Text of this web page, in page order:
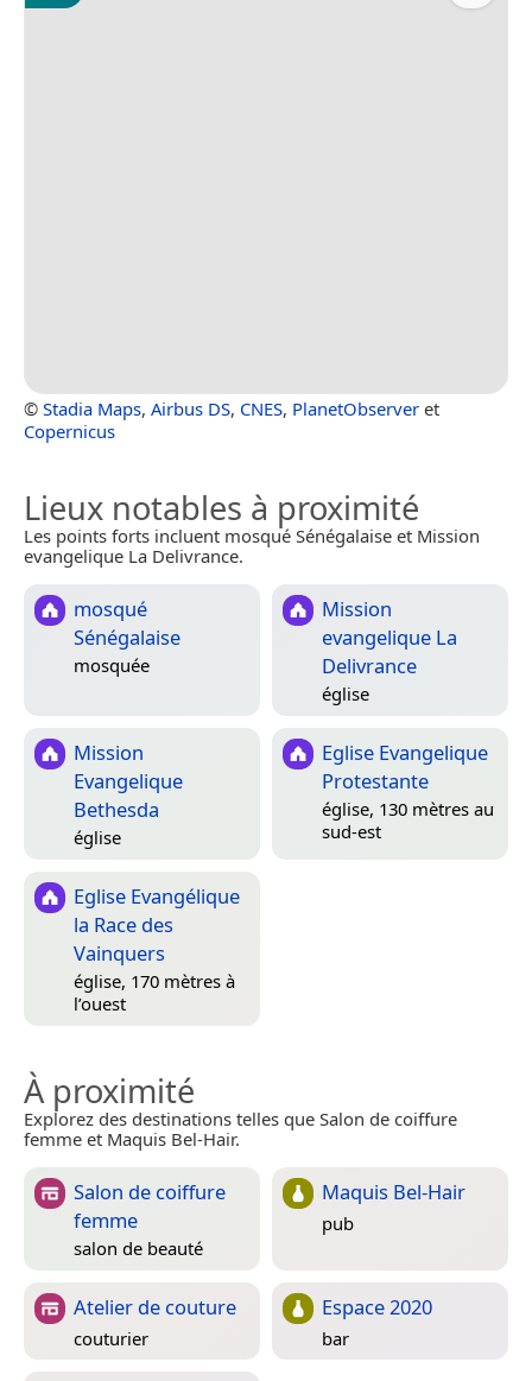
© Stadia Maps, Airbus DS, CNES, PlanetObserver et
Copernicus
Lieux notables à proximité
Les points forts incluent mosqué Sénégalaise et Mission
evangelique La Delivrance.
mosqué
Sénégalaise
mosquée
Mission
evangelique La
Delivrance
église
Mission
Evangelique
Bethesda
église
Eglise Evangelique
Protestante
église, 130 mètres au
sud-est
Eglise Evangélique
la Race des
Vainquers
église, 170 mètres à
l’ouest
À proximité
Explorez des destinations telles que Salon de coiffure
femme et Maquis Bel-Hair.
Salon de coiffure
femme
salon de beauté
Maquis Bel-Hair
pub
Atelier de couture
couturier
Espace 2020
bar